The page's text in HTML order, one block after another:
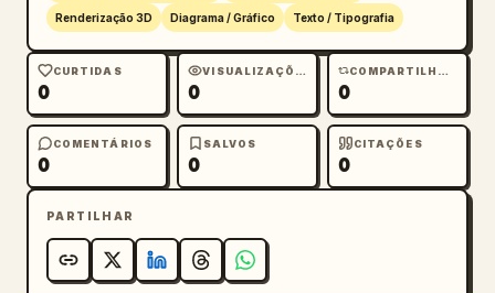
Renderização 3D Diagrama / Gráfico Texto / Tipografia
CURTIDAS
0
VISUALIZAÇÕES
0
COMPARTILHAMENTOS
0
COMENTÁRIOS
0
SALVOS
0
CITAÇÕES
0
PARTILHAR